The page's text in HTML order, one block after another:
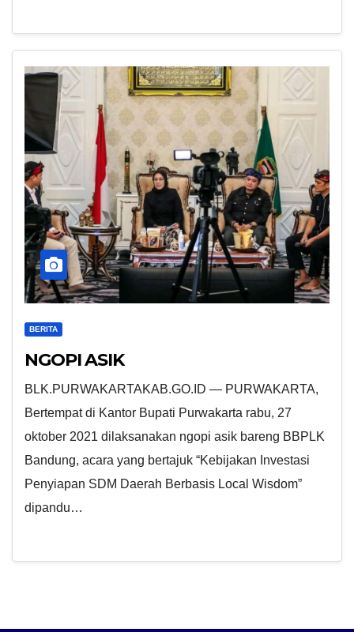
BERITA
NGOPI ASIK
BLK.PURWAKARTAKAB.GO.ID — PURWAKARTA,
Bertempat di Kantor Bupati Purwakarta rabu, 27
oktober 2021 dilaksanakan ngopi asik bareng BBPLK
Bandung, acara yang bertajuk “Kebijakan Investasi
Penyiapan SDM Daerah Berbasis Local Wisdom”
dipandu…